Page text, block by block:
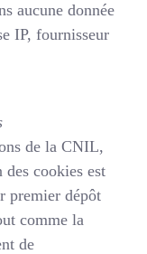
aucune donnée
IP, fournisseur
de la CNIL,
cookies est
premier dépôt
comme la
de